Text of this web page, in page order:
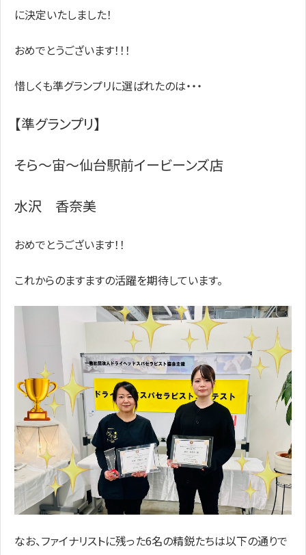
に決定いたしました！
おめでとうございます！！！
惜しくも準グランプリに選ばれたのは・・・
【準グランプリ】
そら〜宙〜仙台駅前イービーンズ店
水沢 香奈美
おめでとうございます！！
これからのますますの活躍を期待しています。
なお、ファイナリストに残った6名の精鋭たちは以下の通りで